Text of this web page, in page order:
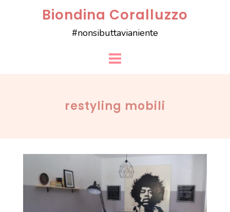
Biondina Coralluzzo
#nonsibuttavianiente
restyling mobili